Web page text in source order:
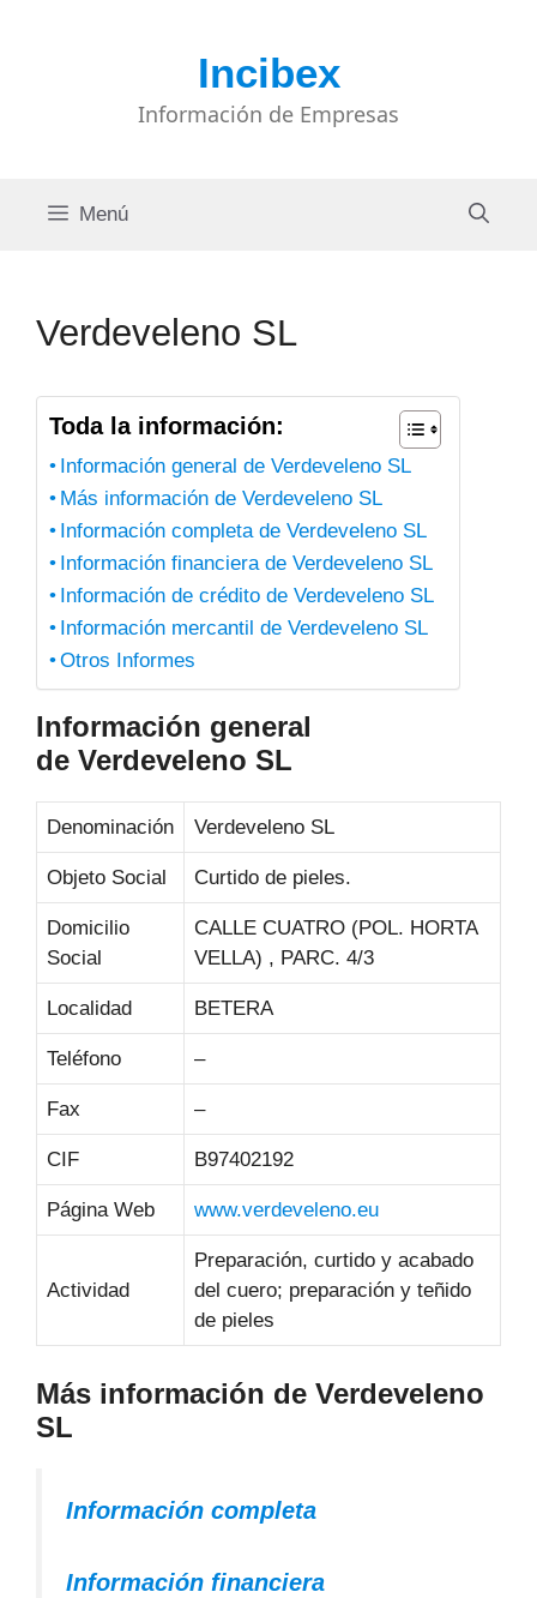
Incibex
Información de Empresas
Menú
Verdeveleno SL
Toda la información:
Información general de Verdeveleno SL
Más información de Verdeveleno SL
Información completa de Verdeveleno SL
Información financiera de Verdeveleno SL
Información de crédito de Verdeveleno SL
Información mercantil de Verdeveleno SL
Otros Informes
Información general
de Verdeveleno SL
Denominación Verdeveleno SL
Objeto Social Curtido de pieles.
Domicilio
Social
CALLE CUATRO (POL. HORTA
VELLA) , PARC. 4/3
Localidad BETERA
Teléfono –
Fax –
CIF B97402192
Página Web www.verdeveleno.eu
Actividad
Preparación, curtido y acabado
del cuero; preparación y teñido
de pieles
Más información de Verdeveleno
SL
Información completa
Información financiera